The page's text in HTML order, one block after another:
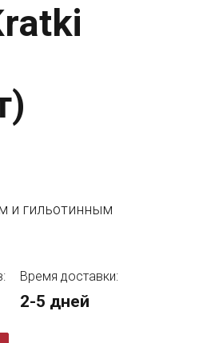
и гильотинным
Время доставки:
2-5 дней